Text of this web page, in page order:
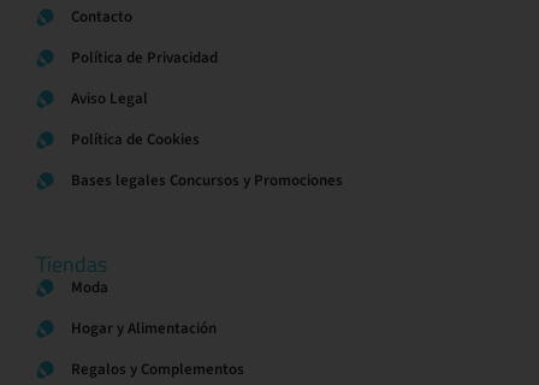
Contacto
Política de Privacidad
Aviso Legal
Política de Cookies
Bases legales Concursos y Promociones
Tiendas
Moda
Hogar y Alimentación
Regalos y Complementos